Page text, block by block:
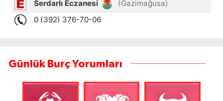
Günlük Burç Yorumları